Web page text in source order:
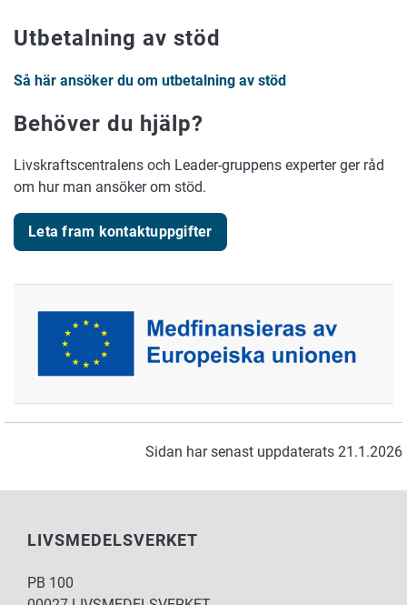
Utbetalning av stöd
Så här ansöker du om utbetalning av stöd
Behöver du hjälp?
Livskraftscentralens och Leader-gruppens experter ger råd
om hur man ansöker om stöd.
Leta fram kontaktuppgifter
Sidan har senast uppdaterats 21.1.2026
LIVSMEDELSVERKET
PB 100